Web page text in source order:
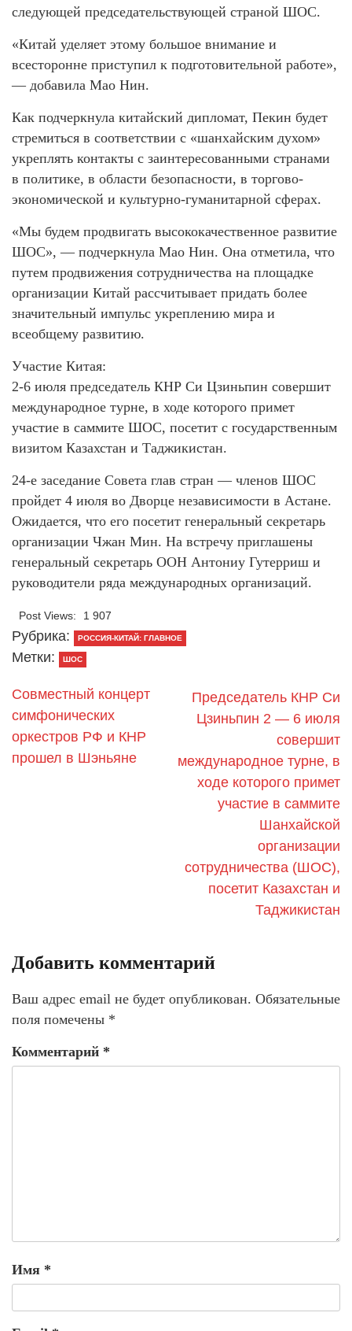
следующей председательствующей страной ШОС.
«Китай уделяет этому большое внимание и
всесторонне приступил к подготовительной работе»,
— добавила Мао Нин.
Как подчеркнула китайский дипломат, Пекин будет
стремиться в соответствии с «шанхайским духом»
укреплять контакты с заинтересованными странами
в политике, в области безопасности, в торгово-
экономической и культурно-гуманитарной сферах.
«Мы будем продвигать высококачественное развитие
ШОС», — подчеркнула Мао Нин. Она отметила, что
путем продвижения сотрудничества на площадке
организации Китай рассчитывает придать более
значительный импульс укреплению мира и
всеобщему развитию.
Участие Китая:
2-6 июля председатель КНР Си Цзиньпин совершит
международное турне, в ходе которого примет
участие в саммите ШОС, посетит с государственным
визитом Казахстан и Таджикистан.
24-е заседание Совета глав стран — членов ШОС
пройдет 4 июля во Дворце независимости в Астане.
Ожидается, что его посетит генеральный секретарь
организации Чжан Мин. На встречу приглашены
генеральный секретарь ООН Антониу Гутерриш и
руководители ряда международных организаций.
Post Views: 1 907
Рубрика: РОССИЯ-КИТАЙ: ГЛАВНОЕ
Метки: ШОС
Совместный концерт
симфонических
оркестров РФ и КНР
прошел в Шэньяне
Председатель КНР Си
Цзиньпин 2 — 6 июля
совершит
международное турне, в
ходе которого примет
участие в саммите
Шанхайской
организации
сотрудничества (ШОС),
посетит Казахстан и
Таджикистан
Добавить комментарий
Ваш адрес email не будет опубликован. Обязательные
поля помечены *
Комментарий *
Имя *